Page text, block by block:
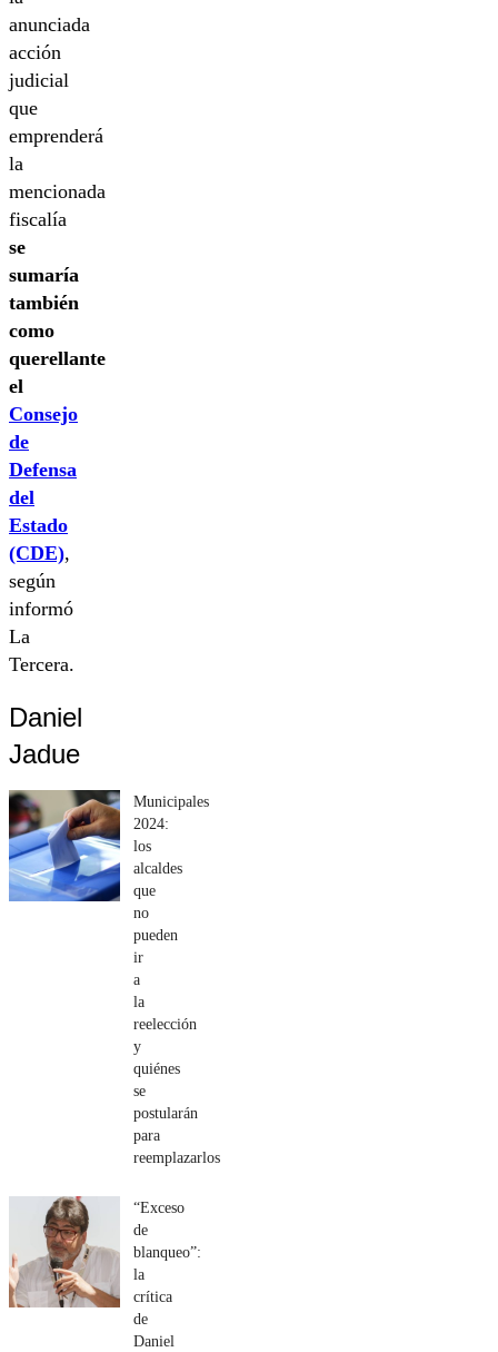
anunciada
acción
judicial
que
emprenderá
la
mencionada
fiscalía
se
sumaría
también
como
querellante
el
Consejo
de
Defensa
del
Estado
(CDE),
según
informó
La
Tercera.
Daniel
Jadue
Municipales
2024:
los
alcaldes
que
no
pueden
ir
a
la
reelección
y
quiénes
se
postularán
para
reemplazarlos
“Exceso
de
blanqueo”:
la
crítica
de
Daniel